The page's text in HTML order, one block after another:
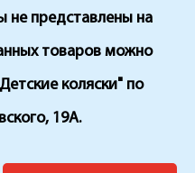
не представлены на
товаров можно
коляски" по
19А.